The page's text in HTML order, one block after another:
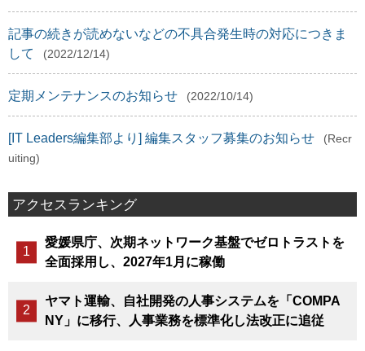
記事の続きが読めないなどの不具合発生時の対応につきま
して
(2022/12/14)
定期メンテナンスのお知らせ (2022/10/14)
[IT Leaders編集部より] 編集スタッフ募集のお知らせ
(Recr
uiting)
アクセスランキング
愛媛県庁、次期ネットワーク基盤でゼロトラストを
全面採用し、2027年1月に稼働
ヤマト運輸、自社開発の人事システムを「COMPA
NY」に移行、人事業務を標準化し法改正に追従